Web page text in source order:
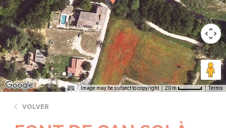
Image may be subject to copyright 20 m Terms
VOLVER